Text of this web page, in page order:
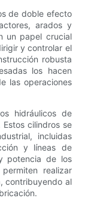
de doble efecto
arados y
un papel crucial
y controlar el
robusta
los hacen
las operaciones
hidráulicos de
cilindros se
incluidas
y líneas de
potencia de los
realizar
contribuyendo al